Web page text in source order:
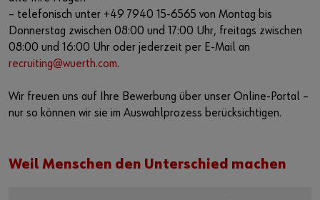
– telefonisch unter +49 7940 15-6565 von Montag bis
Donnerstag zwischen 08:00 und 17:00 Uhr, freitags zwischen
08:00 und 16:00 Uhr oder jederzeit per E-Mail an
recruiting@wuerth.com.
Wir freuen uns auf Ihre Bewerbung über unser Online-Portal –
nur so können wir sie im Auswahlprozess berücksichtigen.
Weil Menschen den Unterschied machen